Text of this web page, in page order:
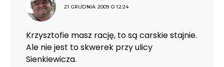
21 GRUDNIA 2009 O 12:24
Krzysztofie masz rację, to są carskie stajnie.
Ale nie jest to skwerek przy ulicy
Sienkiewicza.